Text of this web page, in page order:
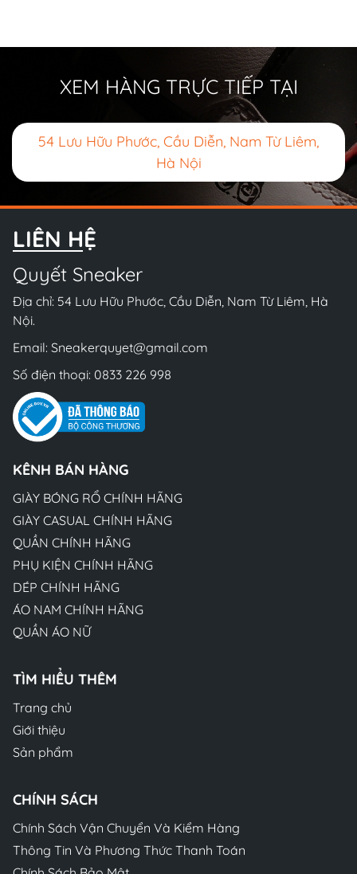
XEM HÀNG TRỰC TIẾP TẠI
54 Lưu Hữu Phước, Cầu Diễn, Nam Từ Liêm,
Hà Nội
LIÊN HỆ
Quyết Sneaker
Địa chỉ: 54 Lưu Hữu Phước, Cầu Diễn, Nam Từ Liêm, Hà
Nội.
Email: Sneakerquyet@gmail.com
Số điện thoại: 0833 226 998
KÊNH BÁN HÀNG
GIÀY BÓNG RỔ CHÍNH HÃNG
GIÀY CASUAL CHÍNH HÃNG
QUẦN CHÍNH HÃNG
PHỤ KIỆN CHÍNH HÃNG
DÉP CHÍNH HÃNG
ÁO NAM CHÍNH HÃNG
QUẦN ÁO NỮ
TÌM HIỂU THÊM
Trang chủ
Giới thiệu
Sản phẩm
CHÍNH SÁCH
Chính Sách Vận Chuyển Và Kiểm Hàng
Thông Tin Và Phương Thức Thanh Toán